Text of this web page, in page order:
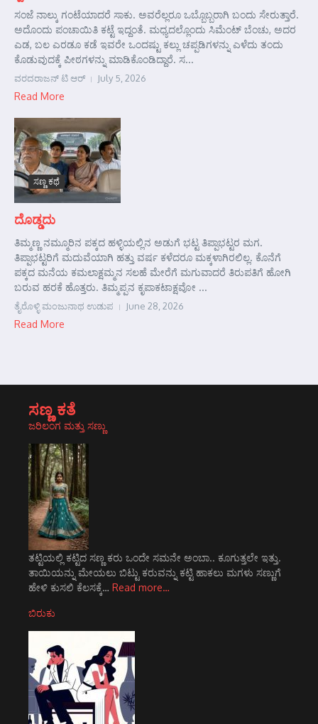
ಸಂಜೆ ನಾಲ್ಕು ಗಂಟೆಯಾದರೆ ಸಾಕು. ಅವರೆಲ್ಲರೂ ಒಬ್ಬೊಬ್ಬರಾಗಿ ಬಂದು ಸೇರುತ್ತಾರೆ.
ಅದೊಂದು ಪಂಚಾಯಿತಿ ಕಟ್ಟೆ ಇದ್ದಂತೆ. ಮಧ್ಯದಲ್ಲೊಂದು ಸಿಮೆಂಟ್ ಬೆಂಚು, ಅದರ
ಎಡ, ಬಲ ಎರಡೂ ಕಡೆ ಇವರೇ ಒಂದಷ್ಟು ಕಲ್ಲು ಚಪ್ಪಡಿಗಳನ್ನು ಎಳೆದು ತಂದು
ಕೊಡುವುದಕ್ಕೆ ಪೀಠಗಳನ್ನು ಮಾಡಿಕೊಂಡಿದ್ದಾರೆ. ಸ...
ವರದರಾಜನ್ ಟಿ ಆರ್ July 5, 2026
Read More
ಸಣ್ಣ ಕಥೆ
ದೊಡ್ಡದು
ತಿಮ್ಮಣ್ಣ ನಮ್ಮೂರಿನ ಪಕ್ಕದ ಹಳ್ಳಿಯಲ್ಲಿನ ಅಡುಗೆ ಭಟ್ಟ ತಿಪ್ಪಾಭಟ್ಟರ ಮಗ.
ತಿಪ್ಪಾಭಟ್ಟರಿಗೆ ಮದುವೆಯಾಗಿ ಹತ್ತು ವರ್ಷ ಕಳೆದರೂ ಮಕ್ಕಳಾಗಿರಲಿಲ್ಲ. ಕೊನೆಗೆ
ಪಕ್ಕದ ಮನೆಯ ಕಮಲಾಕ್ಷಮ್ಮನ ಸಲಹೆ ಮೇರೆಗೆ ಮಗುವಾದರೆ ತಿರುಪತಿಗೆ ಹೋಗಿ
ಬರುವ ಹರಕೆ ಹೊತ್ತರು. ತಿಮ್ಮಪ್ಪನ ಕೃಪಾಕಟಾಕ್ಷವೋ ...
ತೈರೊಳ್ಳಿ ಮಂಜುನಾಥ ಉಡುಪ June 28, 2026
Read More
ಸಣ್ಣ ಕತೆ
ಜರಿಲಂಗ ಮತ್ತು ಸಣ್ಣು
ತಟ್ಟಿಯಲ್ಲಿ ಕಟ್ಟಿದ ಸಣ್ಣ ಕರು ಒಂದೇ ಸಮನೇ ಅಂಬಾ.. ಕೂಗುತ್ತಲೇ ಇತ್ತು.
ತಾಯಿಯನ್ನು ಮೇಯಲು ಬಿಟ್ಟು ಕರುವನ್ನು ಕಟ್ಟಿ ಹಾಕಲು ಮಗಳು ಸಣ್ಣುಗೆ
ಹೇಳಿ ಕುಸಲಿ ಕೆಲಸಕ್ಕೆ… Read more…
ಬಿರುಕು